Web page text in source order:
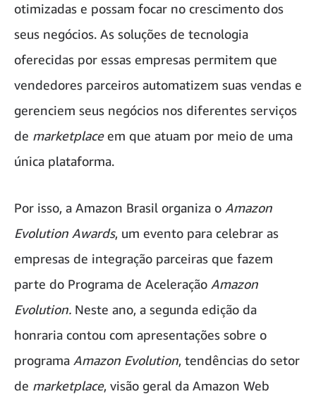
otimizadas e possam focar no crescimento dos
seus negócios. As soluções de tecnologia
oferecidas por essas empresas permitem que
vendedores parceiros automatizem suas vendas e
gerenciem seus negócios nos diferentes serviços
de marketplaceem que atuam por meio de uma
única plataforma.
Por isso, a Amazon Brasil organiza o Amazon
Evolution Awards, um evento para celebrar as
empresas de integração parceiras que fazem
parte do Programa de Aceleração Amazon
Evolution. Neste ano, a segunda edição da
honraria contou com apresentações sobre o
programa Amazon Evolution, tendências do setor
de marketplace, visão geral da Amazon Web